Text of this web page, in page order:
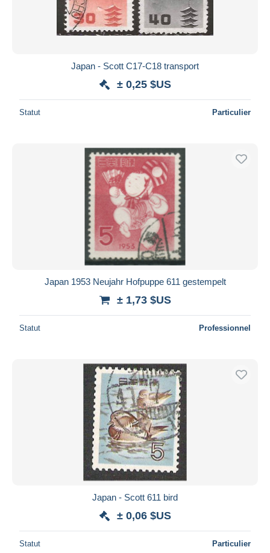
Japan - Scott C17-C18 transport
± 0,25 $US
Statut Particulier
Japan 1953 Neujahr Hofpuppe 611 gestempelt
± 1,73 $US
Statut Professionnel
Japan - Scott 611 bird
± 0,06 $US
Statut Particulier